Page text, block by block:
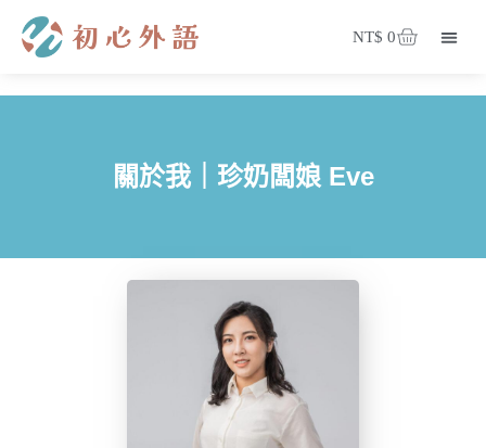
NT$ 0
關於我｜珍奶闆娘 Eve